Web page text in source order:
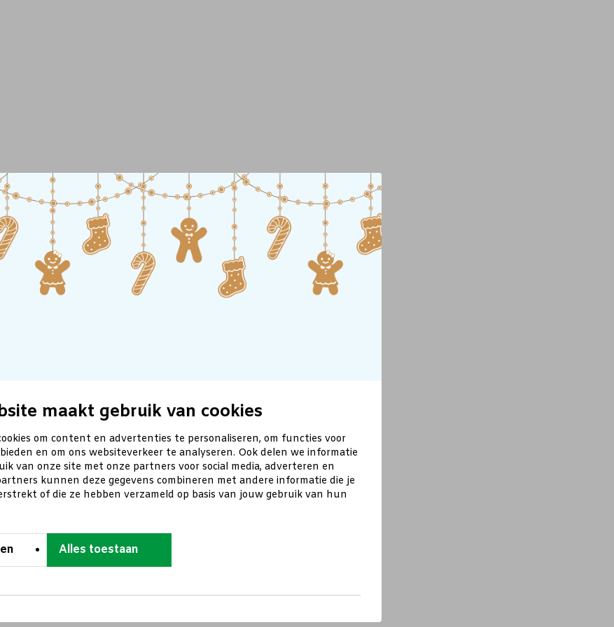
maakt gebruik van cookies
om content en advertenties te personaliseren, om functies voor
en om ons websiteverkeer te analyseren. Ook delen we informatie
van onze site met onze partners voor social media, adverteren en
kunnen deze gegevens combineren met andere informatie die je
of die ze hebben verzameld op basis van jouw gebruik van hun
Alles toestaan